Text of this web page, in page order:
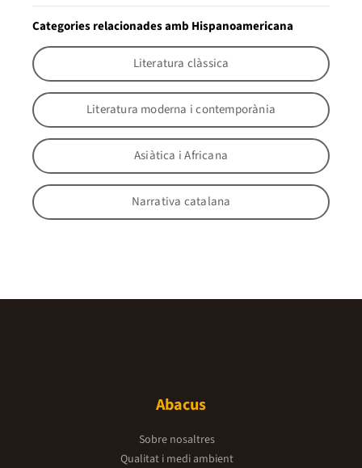
Categories relacionades amb Hispanoamericana
Literatura clàssica
Literatura moderna i contemporània
Asiàtica i Africana
Narrativa catalana
Abacus
Sobre nosaltres
Qualitat i medi ambient